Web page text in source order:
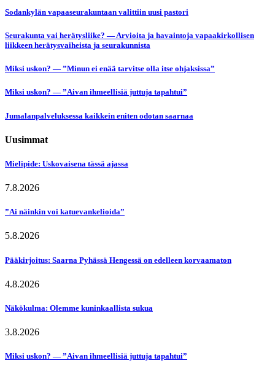
Sodankylän vapaaseurakuntaan valittiin uusi pastori
Seurakunta vai herätysliike? — Arvioita ja havaintoja vapaakirkollisen
liikkeen herätysvaiheista ja seurakunnista
Miksi uskon? — ”Minun ei enää tarvitse olla itse ohjaksissa”
Miksi uskon? — ”Aivan ihmeellisiä juttuja tapahtui”
Jumalanpalveluksessa kaikkein eniten odotan saarnaa
Uusimmat
Mielipide: Uskovaisena tässä ajassa
7.8.2026
”Ai näinkin voi katuevankelioida”
5.8.2026
Pääkirjoitus: Saarna Pyhässä Hengessä on edelleen korvaamaton
4.8.2026
Näkökulma: Olemme kuninkaallista sukua
3.8.2026
Miksi uskon? — ”Aivan ihmeellisiä juttuja tapahtui”